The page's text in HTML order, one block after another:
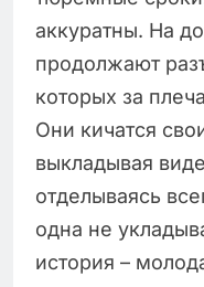
аккуратны. На
продолжают
которых за
Они кичатся
выкладывая
отделываясь
одна не
история –